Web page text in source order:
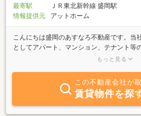
最寄駅
ＪＲ東北新幹線 盛岡駅
情報提供元
アットホーム
こんにちは盛岡のあすなろ不動産です。当
としてアパート、マンション、テナント等
売買の仲介を業務とする会社です。夫婦２
件では盛岡周辺のオススメ物件をはじめ、
どお客様のご要望に迅速に対応させていた
件をご連絡くださ。盛岡に関する事は不動
動産以外の事でもお気軽にお問合せ下さい
もっと見る
この不動産会社が
賃貸物件を探